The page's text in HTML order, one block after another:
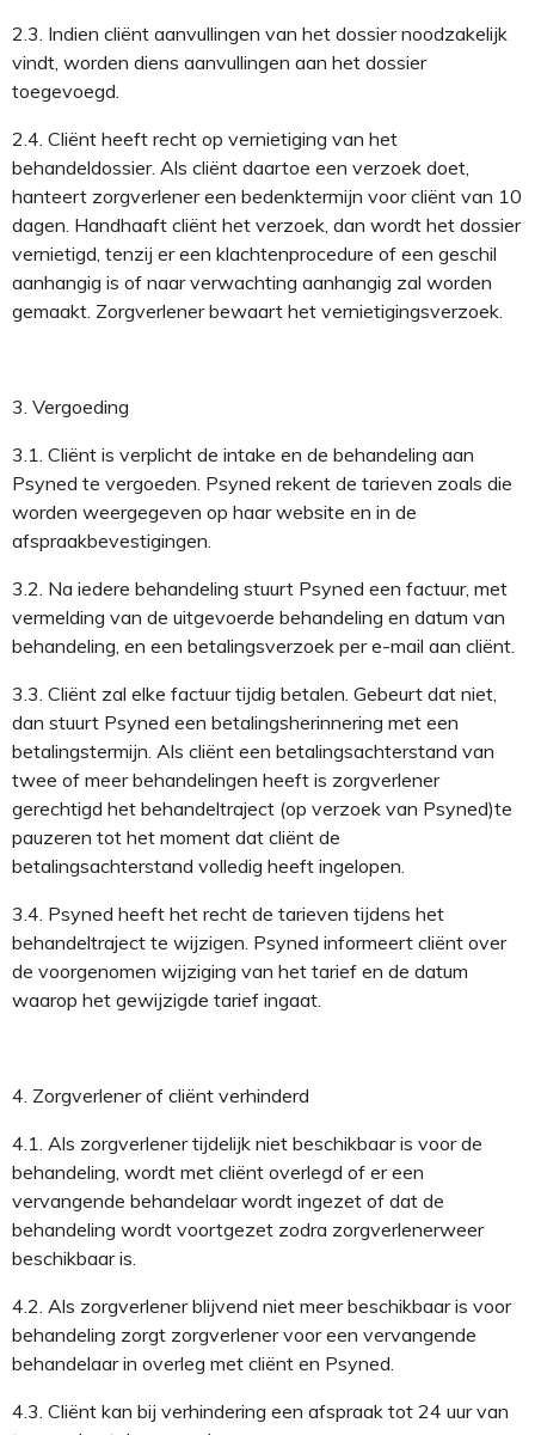
2.3. Indien cliënt aanvullingen van het dossier noodzakelijk
vindt, worden diens aanvullingen aan het dossier
toegevoegd.
2.4. Cliënt heeft recht op vernietiging van het
behandeldossier. Als cliënt daartoe een verzoek doet,
hanteert zorgverlenereen bedenktermijn voor cliënt van 10
dagen. Handhaaft cliënt het verzoek, dan wordt het dossier
vernietigd, tenzij er een klachtenprocedure of een geschil
aanhangig is of naar verwachting aanhangig zal worden
gemaakt. Zorgverlenerbewaart het vernietigingsverzoek.
3. Vergoeding
3.1. Cliënt is verplicht de intake en de behandeling aan
Psyned te vergoeden. Psyned rekent de tarieven zoals die
worden weergegeven op haar website en in de
afspraakbevestigingen.
3.2. Na iedere behandeling stuurt Psyned een factuur, met
vermelding van de uitgevoerde behandeling en datum van
behandeling, en een betalingsverzoek per e-mail aan cliënt.
3.3. Cliënt zal elke factuur tijdig betalen. Gebeurt dat niet,
dan stuurt Psyned een betalingsherinnering met een
betalingstermijn. Als cliënt een betalingsachterstand van
twee of meer behandelingen heeft is zorgverlener
gerechtigd het behandeltraject (op verzoek van Psyned)te
pauzeren tot het moment dat cliënt de
betalingsachterstand volledig heeft ingelopen.
3.4. Psyned heeft het recht de tarieven tijdens het
behandeltraject te wijzigen. Psyned informeert cliënt over
de voorgenomen wijziging van het tarief en de datum
waarop het gewijzigde tarief ingaat.
4. Zorgverlenerof cliënt verhinderd
4.1. Als zorgverlenertijdelijk niet beschikbaar is voor de
behandeling, wordt met cliënt overlegd of er een
vervangende behandelaar wordt ingezet of dat de
behandeling wordt voortgezet zodra zorgverlenerweer
beschikbaar is.
4.2. Als zorgverlenerblijvend niet meer beschikbaar is voor
behandeling zorgt zorgverlenervoor een vervangende
behandelaar in overleg met cliënt en Psyned.
4.3. Cliënt kan bij verhindering een afspraak tot 24 uur van